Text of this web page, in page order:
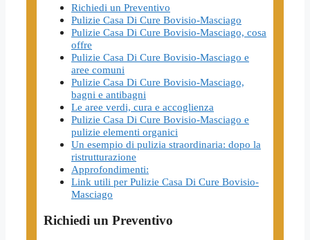
Richiedi un Preventivo
Pulizie Casa Di Cure Bovisio-Masciago
Pulizie Casa Di Cure Bovisio-Masciago, cosa
offre
Pulizie Casa Di Cure Bovisio-Masciago e
aree comuni
Pulizie Casa Di Cure Bovisio-Masciago,
bagni e antibagni
Le aree verdi, cura e accoglienza
Pulizie Casa Di Cure Bovisio-Masciago e
pulizie elementi organici
Un esempio di pulizia straordinaria: dopo la
ristrutturazione
Approfondimenti:
Link utili per Pulizie Casa Di Cure Bovisio-
Masciago
Richiedi un Preventivo